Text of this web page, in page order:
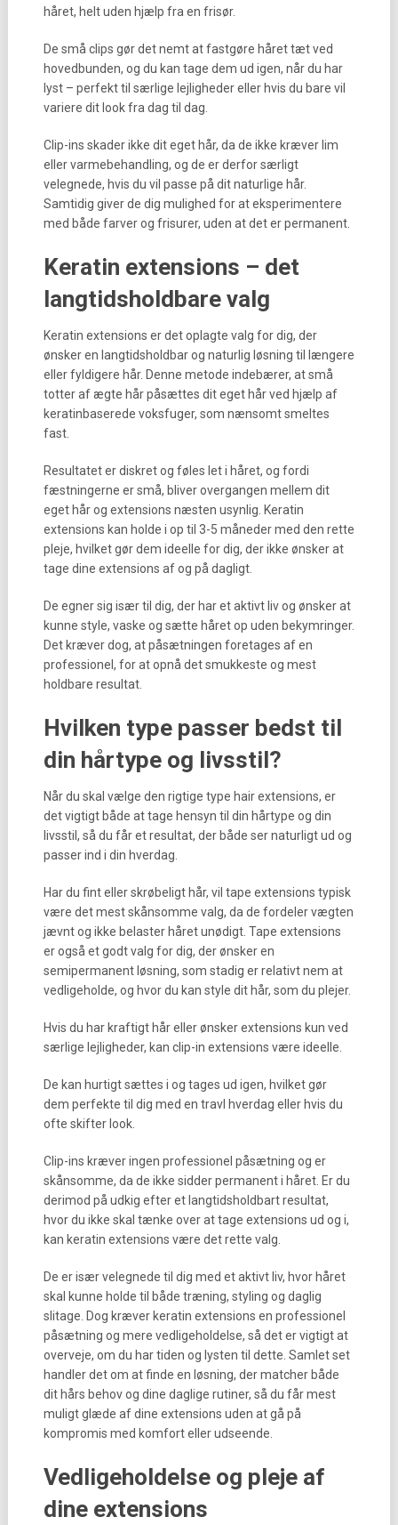
håret, helt uden hjælp fra en frisør.
De små clips gør det nemt at fastgøre håret tæt ved
hovedbunden, og du kan tage dem ud igen, når du har
lyst – perfekt til særlige lejligheder eller hvis du bare vil
variere dit look fra dag til dag.
Clip-ins skader ikke dit eget hår, da de ikke kræver lim
eller varmebehandling, og de er derfor særligt
velegnede, hvis du vil passe på dit naturlige hår.
Samtidig giver de dig mulighed for at eksperimentere
med både farver og frisurer, uden at det er permanent.
Keratin extensions – det
langtidsholdbare valg
Keratin extensions er det oplagte valg for dig, der
ønsker en langtidsholdbar og naturlig løsning til længere
eller fyldigere hår. Denne metode indebærer, at små
totter af ægte hår påsættes dit eget hår ved hjælp af
keratinbaserede voksfuger, som nænsomt smeltes
fast.
Resultatet er diskret og føles let i håret, og fordi
fæstningerne er små, bliver overgangen mellem dit
eget hår og extensions næsten usynlig. Keratin
extensions kan holde i op til 3-5 måneder med den rette
pleje, hvilket gør dem ideelle for dig, der ikke ønsker at
tage dine extensions af og på dagligt.
De egner sig især til dig, der har et aktivt liv og ønsker at
kunne style, vaske og sætte håret op uden bekymringer.
Det kræver dog, at påsætningen foretages af en
professionel, for at opnå det smukkeste og mest
holdbare resultat.
Hvilken type passer bedst til
din hårtype og livsstil?
Når du skal vælge den rigtige type hair extensions, er
det vigtigt både at tage hensyn til din hårtype og din
livsstil, så du får et resultat, der både ser naturligt ud og
passer ind i din hverdag.
Har du fint eller skrøbeligt hår, vil tape extensions typisk
være det mest skånsomme valg, da de fordeler vægten
jævnt og ikke belaster håret unødigt. Tape extensions
er også et godt valg for dig, der ønsker en
semipermanent løsning, som stadig er relativt nem at
vedligeholde, og hvor du kan style dit hår, som du plejer.
Hvis du har kraftigt hår eller ønsker extensions kun ved
særlige lejligheder, kan clip-in extensions være ideelle.
De kan hurtigt sættes i og tages ud igen, hvilket gør
dem perfekte til dig med en travl hverdag eller hvis du
ofte skifter look.
Clip-ins kræver ingen professionel påsætning og er
skånsomme, da de ikke sidder permanent i håret. Er du
derimod på udkig efter et langtidsholdbart resultat,
hvor du ikke skal tænke over at tage extensions ud og i,
kan keratin extensions være det rette valg.
De er især velegnede til dig med et aktivt liv, hvor håret
skal kunne holde til både træning, styling og daglig
slitage. Dog kræver keratin extensions en professionel
påsætning og mere vedligeholdelse, så det er vigtigt at
overveje, om du har tiden og lysten til dette. Samlet set
handler det om at finde en løsning, der matcher både
dit hårs behov og dine daglige rutiner, så du får mest
muligt glæde af dine extensions uden at gå på
kompromis med komfort eller udseende.
Vedligeholdelse og pleje af
dine extensions